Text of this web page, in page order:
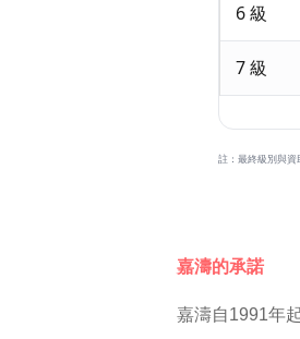
6 級
7 級
註：最終級別與資
嘉濤的承諾
嘉濤自1991年